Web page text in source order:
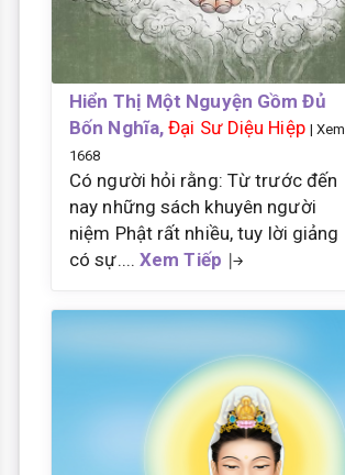
Hiển Thị Một Nguyện Gồm Đủ
Bốn Nghĩa,Đại Sư Diệu Hiệp | Xem
1668
Có người hỏi rằng: Từ trước đến
nay những sách khuyên người
niệm Phật rất nhiều, tuy lời giảng
có sự.... Xem Tiếp